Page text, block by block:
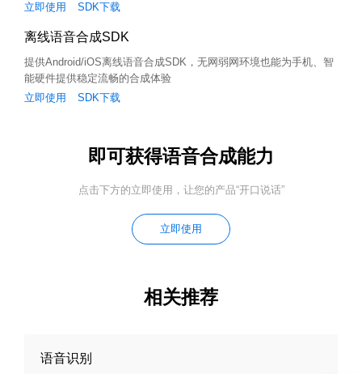
立即使用
SDK下载
离线语音合成SDK
提供Android/iOS离线语音合成SDK，无网弱网环境也能为手机、智
能硬件提供稳定流畅的合成体验
立即使用
SDK下载
即可获得语音合成能力
点击下方的立即使用，让您的产品“开口说话”
立即使用
相关推荐
语音识别